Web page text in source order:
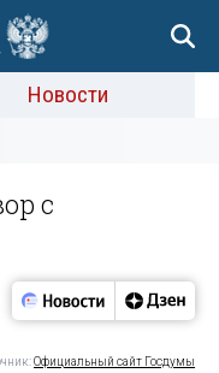
Новости
с
Официальный сайт Госдумы